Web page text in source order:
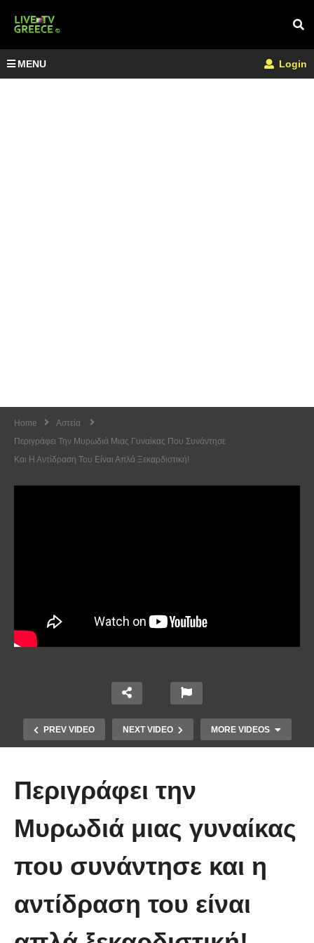
MENU Login
Home
Αστεία
Περιγράφει Την Μυρωδιά Μιας Γυναίκας Που Συνάντησε
Και Η Αντίδραση Του Είναι Απλά Ξεκαρδιστική!
PREV VIDEO NEXT VIDEO MORE VIDEOS
Απολαυστικοί Μέριλ Στριπ και Τομ
άλλον
Περιγράφει την
Μυρωδιά μιας γυναίκας
που συνάντησε και η
αντίδραση του είναι